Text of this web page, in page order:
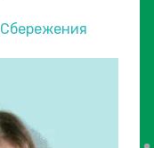
Сбережения